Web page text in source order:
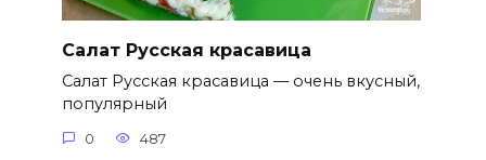
Салат Русская красавица
Салат Русская красавица — очень вкусный,
популярный
0 487